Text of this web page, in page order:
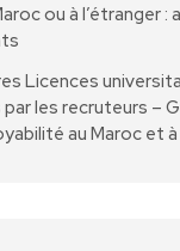
ou à l’étranger :
Licences
les recruteurs –
au Maroc et